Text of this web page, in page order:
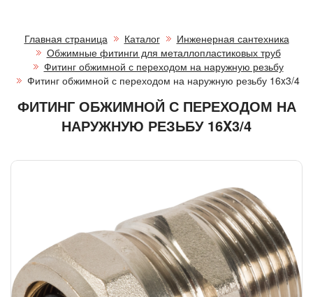
Главная страница Каталог
Инженерная сантехника
Обжимные фитинги для металлопластиковых труб
Фитинг обжимной с переходом на наружную резьбу
Фитинг обжимной с переходом на наружную резьбу 16x3/4
ФИТИНГ ОБЖИМНОЙ С ПЕРЕХОДОМ НА
НАРУЖНУЮ РЕЗЬБУ 16X3/4